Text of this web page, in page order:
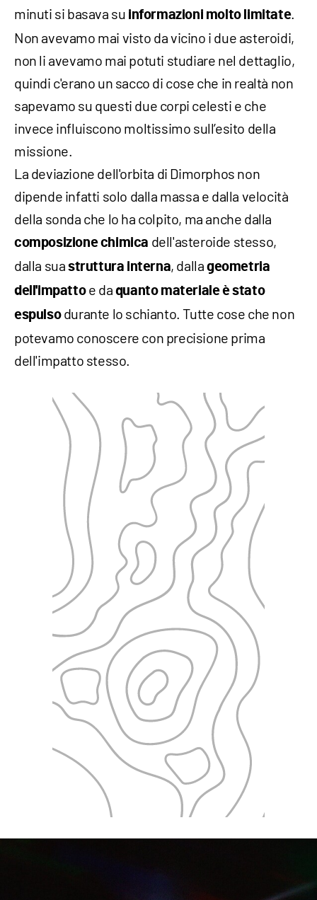
minuti si basava su informazioni molto limitate.
Non avevamo mai visto da vicino i due asteroidi,
non li avevamo mai potuti studiare nel dettaglio,
quindi c'erano un sacco di cose che in realtà non
sapevamo su questi due corpi celesti e che
invece influiscono moltissimo sull’esito della
missione.
La deviazione dell'orbita di Dimorphos non
dipende infatti solo dalla massa e dalla velocità
della sonda che lo ha colpito, ma anche dalla
composizione chimica dell'asteroide stesso,
dalla sua struttura interna, dallageometria
dell'impattoe da quanto materiale è stato
espulsodurante lo schianto. Tutte cose che non
potevamo conoscere con precisione prima
dell'impatto stesso.